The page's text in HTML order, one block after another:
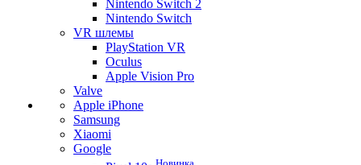
Nintendo Switch 2
Nintendo Switch
VR шлемы
PlayStation VR
Oculus
Apple Vision Pro
Valve
Apple iPhone
Samsung
Xiaomi
Google
Новинка